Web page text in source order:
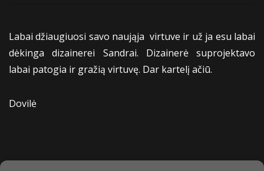
Labai džiaugiuosi savo naująja virtuve ir už ja esu labai
dėkinga dizainerei Sandrai. Dizainerė suprojektavo
labai patogia ir gražią virtuvę. Dar kartelį ačiū.
Dovilė